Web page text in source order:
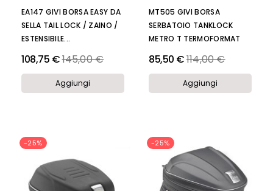
EA147 GIVI BORSA EASY DA
SELLA TAIL LOCK / ZAINO /
ESTENSIBILE...
108,75 €Prezzo
145,00 €
Aggiungi
MT505 GIVI BORSA
SERBATOIO TANKLOCK
METRO T TERMOFORMAT
85,50 €Prezzo
114,00 €
Aggiungi
-25% -25%